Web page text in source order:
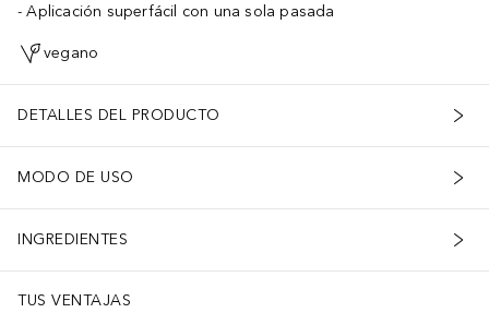
Aplicación superfácil con una sola pasada
vegano
DETALLES DEL PRODUCTO
MODO DE USO
INGREDIENTES
TUS VENTAJAS